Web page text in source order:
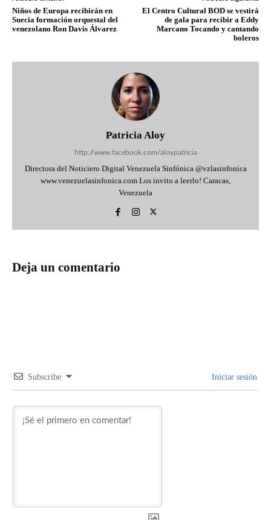
Niños de Europa recibirán en
Suecia formación orquestal del
venezolano Ron Davis Álvarez
El Centro Cultural BOD se vestirá
de gala para recibir a Eddy
Marcano Tocando y cantando
boleros
Patricia Aloy
http://www.facebook.com/aloypatricia
Directora del Noticiero Digital Venezuela Sinfónica @vzlasinfonica
www.venezuelasinfonica.com Los invito a leerlo! Caracas,
Venezuela
Deja un comentario
Subscribe Iniciar sesión